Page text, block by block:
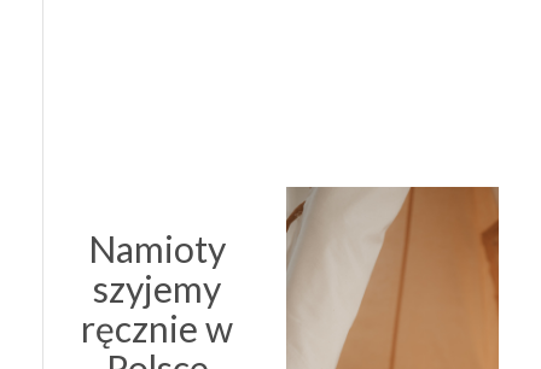
Namioty
szyjemy
ręcznie w